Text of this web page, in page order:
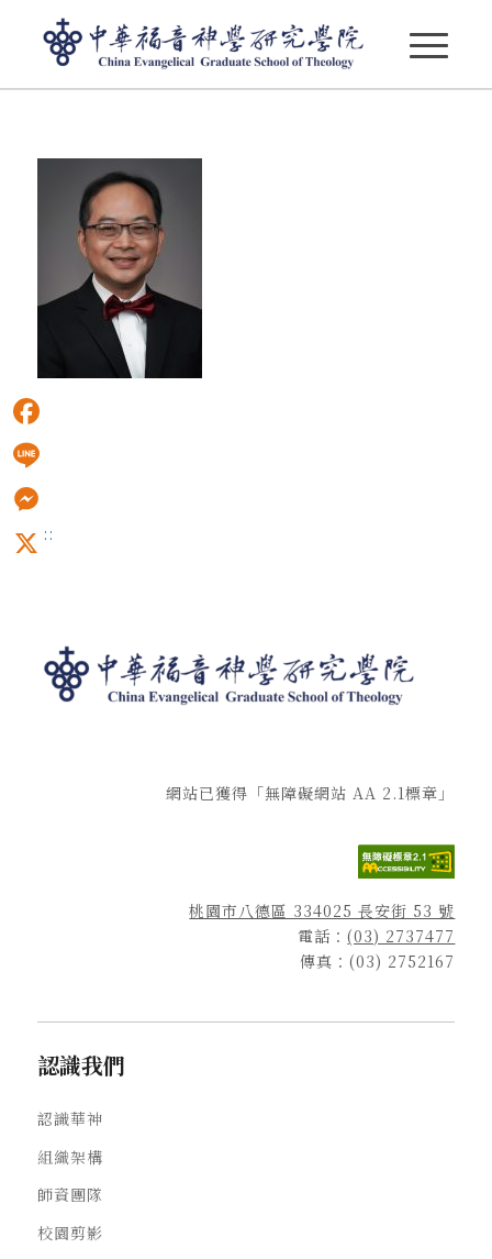
:::
網站已獲得「無障礙網站 AA 2.1標章」
桃園市八德區 334025 長安街 53 號
電話：(03) 2737477
傳真：(03) 2752167
認識我們
認識華神
組織架構
師資團隊
校園剪影
Facebook
Line
Messenger